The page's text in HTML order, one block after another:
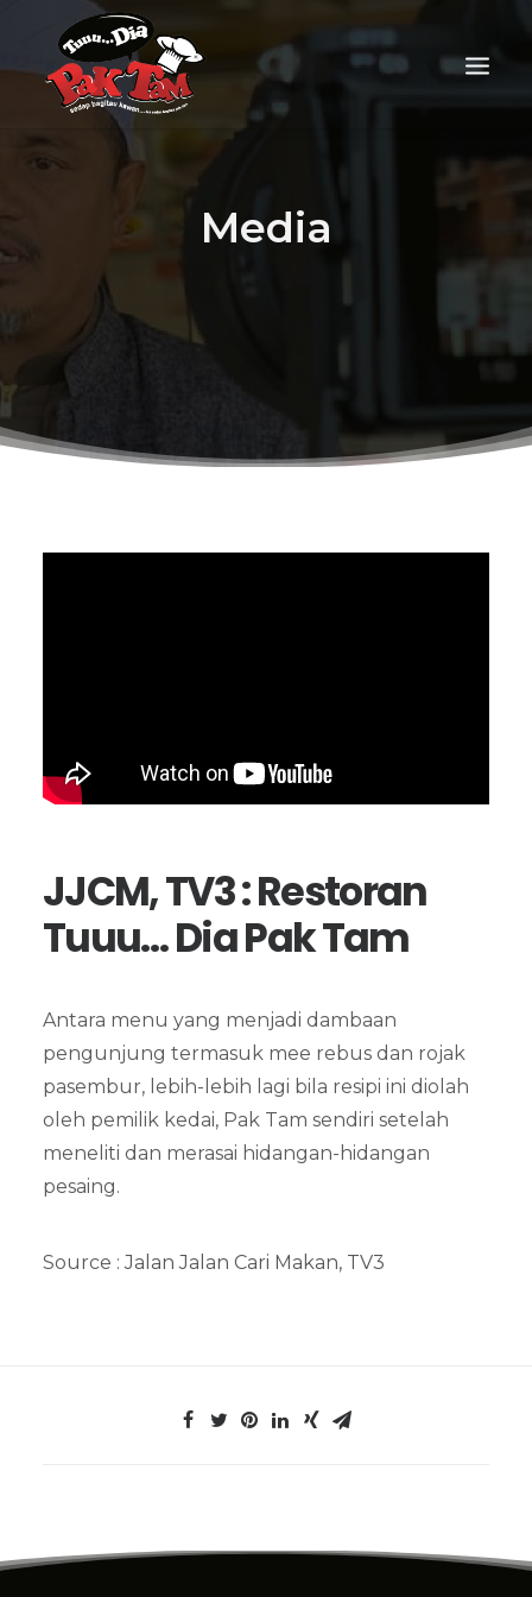
Media
JJCM, TV3 : Restoran
Tuuu… Dia Pak Tam
Antara menu yang menjadi dambaan
pengunjung termasuk mee rebus dan rojak
pasembur, lebih-lebih lagi bila resipi ini diolah
oleh pemilik kedai, Pak Tam sendiri setelah
meneliti dan merasai hidangan-hidangan
pesaing.
Source :Jalan Jalan Cari Makan, TV3